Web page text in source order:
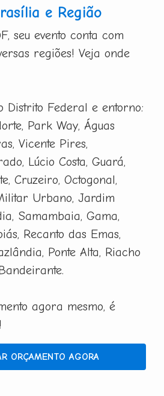
e Região
seu evento conta com
regiões! Veja onde
Distrito Federal e entorno:
Park Way, Águas
Vicente Pires,
Lúcio Costa, Guará,
Cruzeiro, Octogonal,
Urbano, Jardim
Samambaia, Gama,
Recanto das Emas,
Ponte Alta, Riacho
agora mesmo, é
ORÇAMENTO AGORA